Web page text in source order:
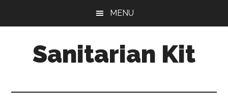
MENU
Sanitarian Kit